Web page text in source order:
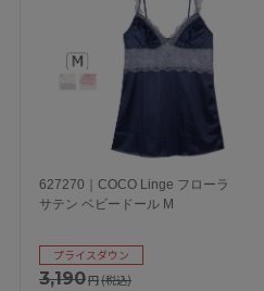
627270｜COCO Linge フローラ
サテン ベビードール M
3,190円(税込)
プライスダウン